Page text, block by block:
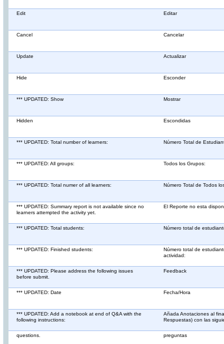
Edit Editar
Cancel Cancelar
Update Actualizar
Hide Esconder
*** UPDATED: Show Mostrar
Hidden Escondidas
*** UPDATED: Total number of learners: Número Total de
*** UPDATED: All groups: Todos los Grupos:
*** UPDATED: Total numer of all learners: Número Total de Todos
*** UPDATED: Summary report is not available since no
learners attempted the activity yet.
El Reporte no esta
*** UPDATED: Total students: Número total de
*** UPDATED: Finished students:
Número total de
actividad:
*** UPDATED: Please address the following issues
before submit.
Feedback
*** UPDATED: Date Fecha/Hora
*** UPDATED: Add a notebook at end of Q&A with the
following instructions:
Añada Anotaciones al
Respuestas) con las
questions. preguntas